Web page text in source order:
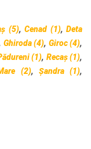
(5),Cenad (1),Deta
Ghiroda (4), Giroc (4),
(1), Recaș (1),
(2), Șandra (1),